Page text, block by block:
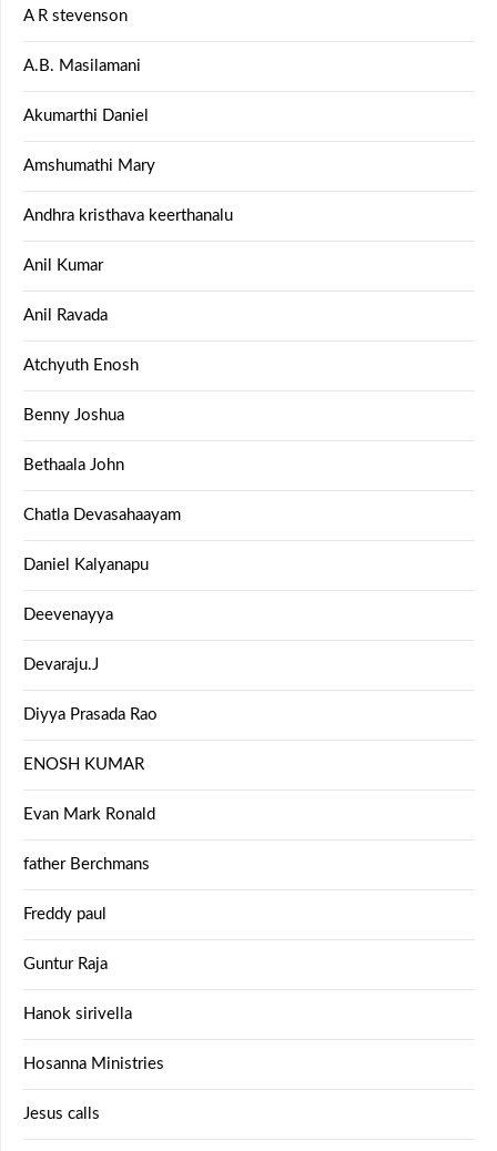
A R stevenson
A.B. Masilamani
Akumarthi Daniel
Amshumathi Mary
Andhra kristhava keerthanalu
Anil Kumar
Anil Ravada
Atchyuth Enosh
Benny Joshua
Bethaala John
Chatla Devasahaayam
Daniel Kalyanapu
Deevenayya
Devaraju.J
Diyya Prasada Rao
ENOSH KUMAR
Evan Mark Ronald
father Berchmans
Freddy paul
Guntur Raja
Hanok sirivella
Hosanna Ministries
Jesus calls